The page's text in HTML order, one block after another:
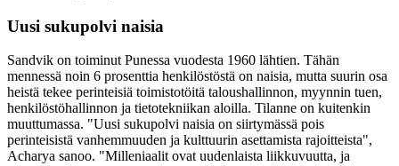
Uusi sukupolvi naisia
Sandvik on toiminut Punessa vuodesta 1960 lähtien. Tähän
mennessä noin 6 prosenttia henkilöstöstä on naisia, mutta suurin osa
heistä tekee perinteisiä toimistotöitä taloushallinnon, myynnin tuen,
henkilöstöhallinnon ja tietotekniikan aloilla. Tilanne on kuitenkin
muuttumassa. "Uusi sukupolvi naisia on siirtymässä pois
perinteisistä vanhemmuuden ja kulttuurin asettamista rajoitteista",
Acharya sanoo. "Milleniaalit ovat uudenlaista liikkuvuutta, ja